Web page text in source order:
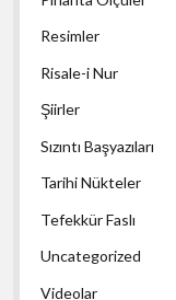
Resimler
Risale-i Nur
Şiirler
Sızıntı Başyazıları
Tarihi Nükteler
Tefekkür Faslı
Uncategorized
Videolar